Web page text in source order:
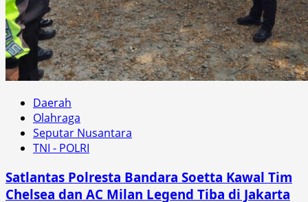
Daerah
Olahraga
Seputar Nusantara
TNI - POLRI
Satlantas Polresta Bandara Soetta Kawal Tim
Chelsea dan AC Milan Legend Tiba di Jakarta